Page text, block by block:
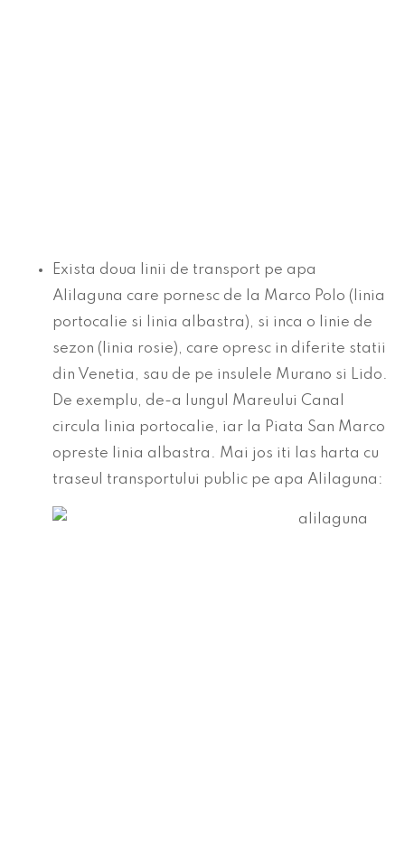
Exista doua linii de transport pe apa
Alilaguna care pornesc de la Marco Polo (linia
portocalie si linia albastra), si inca o linie de
sezon (linia rosie), care opresc in diferite statii
din Venetia, sau de pe insulele Murano si Lido.
De exemplu, de-a lungul Mareului Canal
circula linia portocalie, iar la Piata San Marco
opreste linia albastra. Mai jos iti las harta cu
traseul transportului public pe apa Alilaguna: